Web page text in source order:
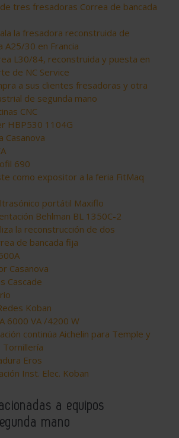
tres fresadoras Correa de bancada
la fresadora reconstruida de
A25/30 en Francia
L30/84, reconstruida y puesta en
de NC Service
a sus clientes fresadoras y otra
de segunda mano
CNC
HBP530 1104G
Casanova
690
como expositor a la feria FitMaq
portátil Maxiflo
Behlman BL 1350C-2
la reconstrucción de dos
de bancada fija
Casanova
Cascade
Koban
6000 VA /4200 W
continúa Aichelin para Temple y
Eros
Inst. Elec. Koban
a equipos
mano